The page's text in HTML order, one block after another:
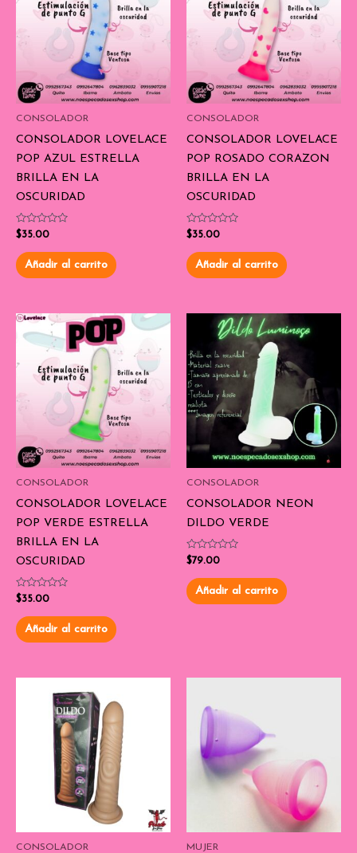
CONSOLADOR
CONSOLADOR LOVELACE
POP AZUL ESTRELLA
BRILLA EN LA
OSCURIDAD
Valorado
con
de
5
$35.00
Añadir al carrito
CONSOLADOR
CONSOLADOR LOVELACE
POP ROSADO CORAZON
BRILLA EN LA
OSCURIDAD
Valorado
con
de
5
$35.00
Añadir al carrito
CONSOLADOR
CONSOLADOR LOVELACE
POP VERDE ESTRELLA
BRILLA EN LA
OSCURIDAD
Valorado
con
de
5
$35.00
Añadir al carrito
CONSOLADOR
CONSOLADOR NEON
DILDO VERDE
Valorado
con
de
5
$79.00
Añadir al carrito
CONSOLADOR MUJER